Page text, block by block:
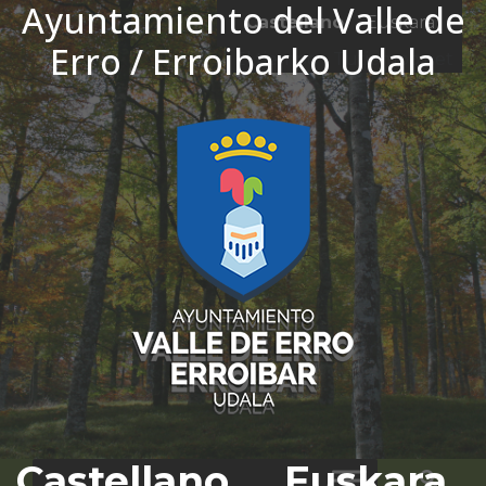
Ayuntamiento del Valle de
Erro / Erroibarko Udala
Ir al contenido
Castellano
Euskara
El tiempo - Tutiempo.net